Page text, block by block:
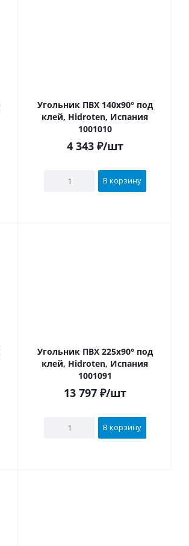
Угольник ПВХ 140х90° под
клей, Hidroten, Испания
1001010
4 343₽/шт
В корзину
Угольник ПВХ 225х90° под
клей, Hidroten, Испания
1001091
13 797₽/шт
В корзину